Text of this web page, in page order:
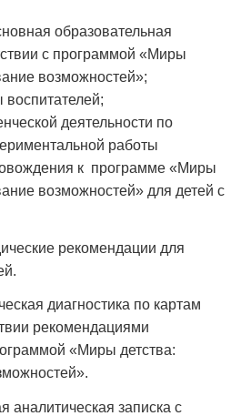
образовательная
с программой «Миры
возможностей»;
деятельности по
работы
к программе «Миры
возможностей» для детей с
рекомендации для
диагностика по картам
рекомендациями
«Миры детства:
аналитическая записка с